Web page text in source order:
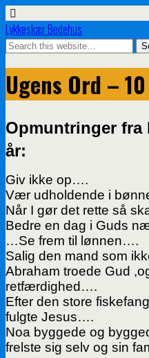
Lykkeskær Bedehus
Ugens Ord –
Opmuntringer fra
år:
Giv ikke op….
Vær udholdende i
Når I gør det rette så
Bedre en dag i Guds
…Se frem til lønnen….
Salig den mand som
Abraham troede Gud
retfærdighed….
Efter den store
fulgte Jesus….
Noa byggede og
frelste sig selv og sin